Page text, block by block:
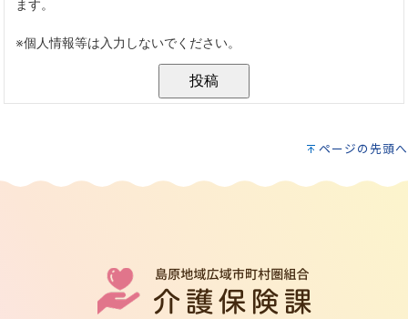
ページの先頭へ